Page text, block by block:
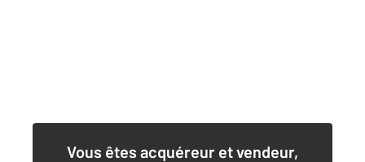
Vous êtes acquéreur et vendeur,